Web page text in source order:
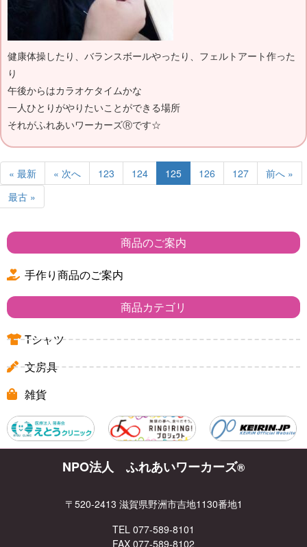
健康体操したり、バランスボールやったり、フェルトアート作った
り
午後からはカラオケタイムかな
一人ひとりがやりたいことができる場所
それがふれあいワーカーズⓇです☆
« 最新 « 次へ 123 124 125 126 127
前へ »
最古 »
商品のご案内
手作り商品のご案内
商品カテゴリ
Tシャツ
文房具
雑貨
NPO法人 ふれあいワーカーズ®
〒520-2413 滋賀県野洲市吉地1130番地1
TEL 077-589-8101
FAX 077-589-8102